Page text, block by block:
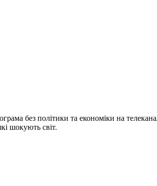
без політики та економіки на
шокують світ.